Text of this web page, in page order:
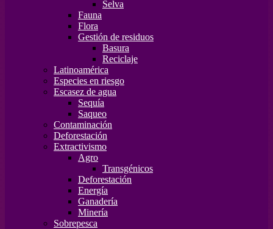
Selva
Fauna
Flora
Gestión de residuos
Basura
Reciclaje
Latinoamérica
Especies en riesgo
Escasez de agua
Sequía
Saqueo
Contaminación
Deforestación
Extractivismo
Agro
Transgénicos
Deforestación
Energía
Ganadería
Minería
Sobrepesca